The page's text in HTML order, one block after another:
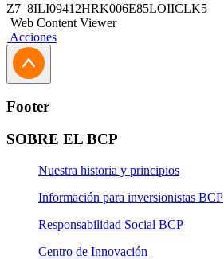
Z7_8ILI09412HRK006E85LOIICLK5
Web Content Viewer
Acciones
Footer
SOBRE EL BCP
Nuestra historia y principios
Información para inversionistas BCP
Responsabilidad Social BCP
Centro de Innovación